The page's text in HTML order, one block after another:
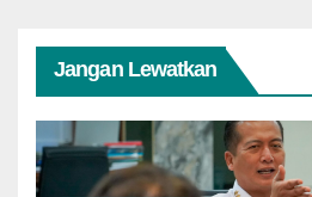
Jangan Lewatkan